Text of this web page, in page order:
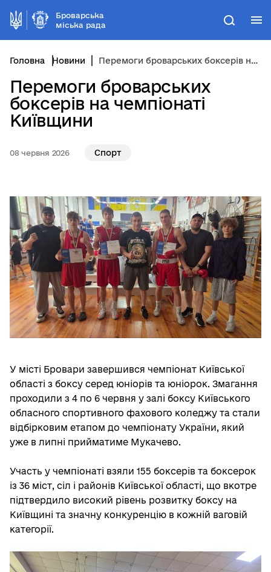
Броварська
міська рада
Пошук
Головна Новини Перемоги броварських боксерів на чемпіонаті Київщини
Перемоги броварських
боксерів на чемпіонаті
Київщини
08 червня 2026 Спорт
У місті Бровари завершився чемпіонат Київської
області з боксу серед юніорів та юніорок. Змагання
проходили з 4 по 6 червня у залі боксу Київського
обласного спортивного фахового коледжу та стали
відбірковим етапом до чемпіонату України, який
уже в липні прийматиме Мукачево.
Участь у чемпіонаті взяли 155 боксерів та боксерок
із 36 міст, сіл і районів Київської області, що вкотре
підтвердило високий рівень розвитку боксу на
Київщині та значну конкуренцію в кожній ваговій
категорії.